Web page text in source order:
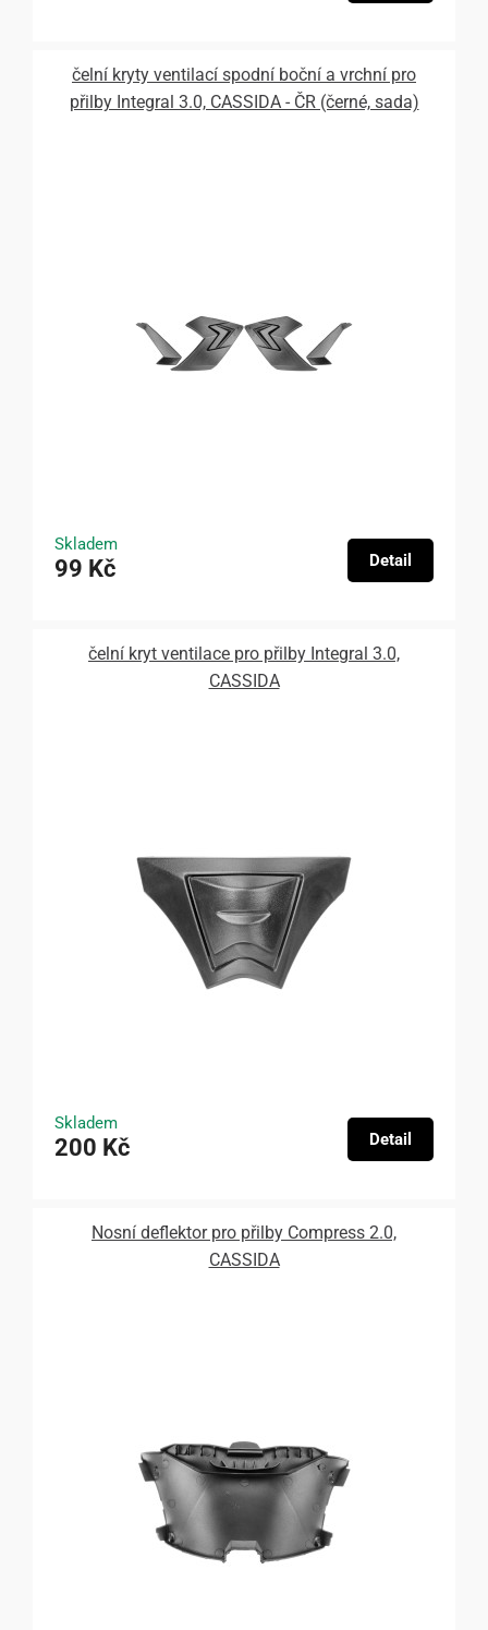
čelní kryty ventilací spodní boční a vrchní pro
přilby Integral 3.0, CASSIDA - ČR (černé, sada)
Skladem
99 Kč Detail
čelní kryt ventilace pro přilby Integral 3.0,
CASSIDA
Skladem
200 Kč Detail
Nosní deflektor pro přilby Compress 2.0,
CASSIDA